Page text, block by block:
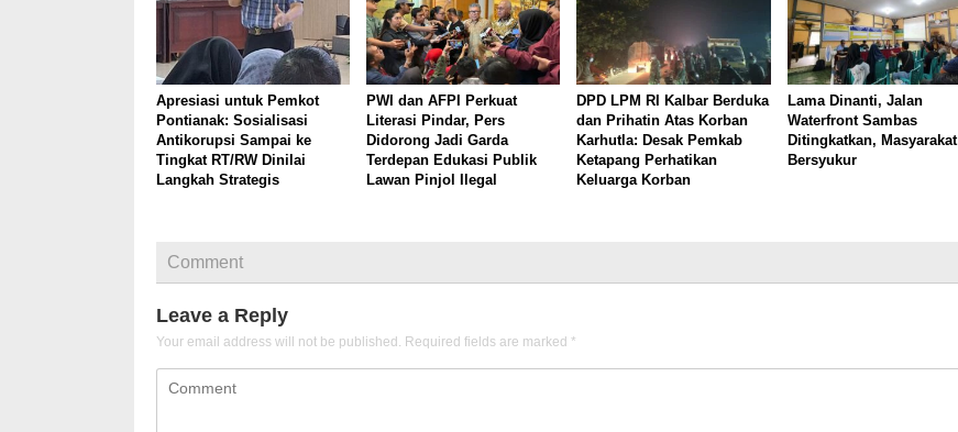
Apresiasi untuk Pemkot
Pontianak: Sosialisasi
Antikorupsi Sampai ke
Tingkat RT/RW Dinilai
Langkah Strategis
PWI dan AFPI Perkuat
Literasi Pindar, Pers
Didorong Jadi Garda
Terdepan Edukasi Publik
Lawan Pinjol Ilegal
DPD LPM RI Kalbar Berduka
dan Prihatin Atas Korban
Karhutla: Desak Pemkab
Ketapang Perhatikan
Keluarga Korban
Lama Dinanti, Jalan
Waterfront Sambas
Ditingkatkan, Masyarakat
Bersyukur
Comment
Leave a Reply
Your email address will not be published. Required fields are marked *